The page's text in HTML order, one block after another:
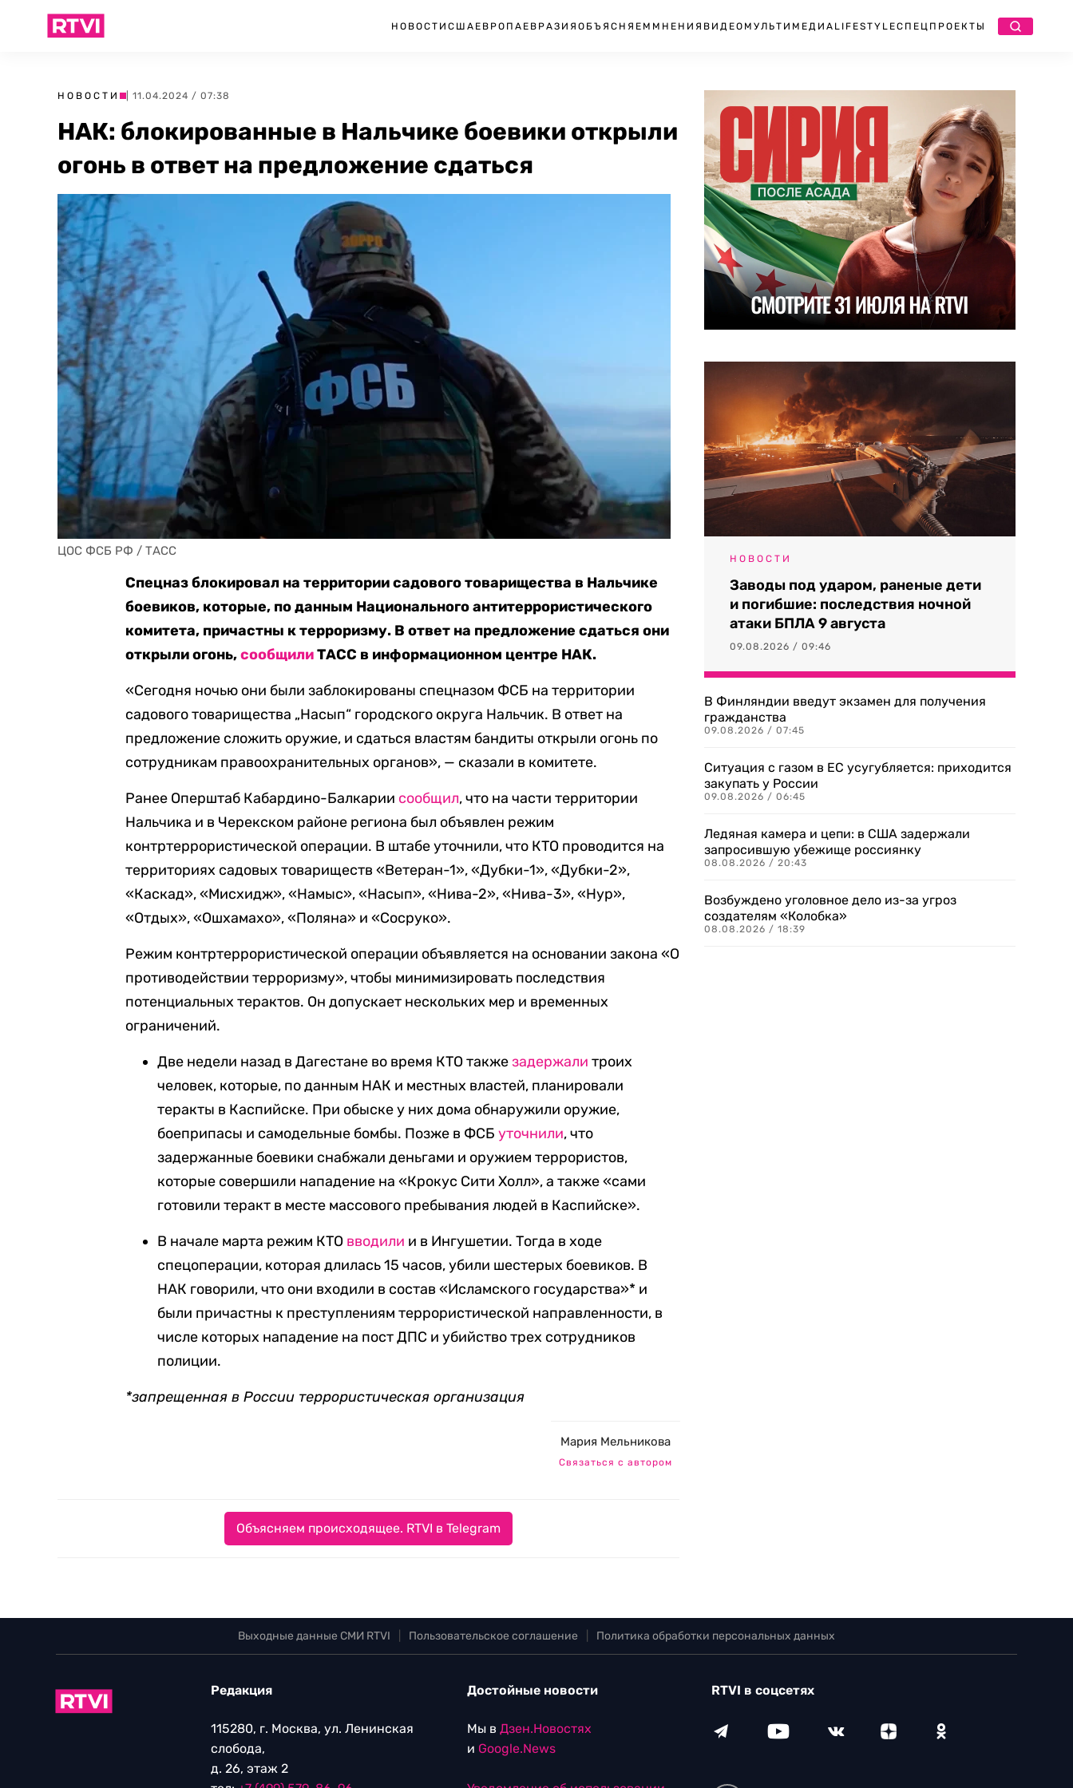
НОВОСТИ США ЕВРОПА ЕВРАЗИЯ ОБЪЯСНЯЕМ МНЕНИЯ ВИДЕО МУЛЬТИМЕДИА LIFESTYLEСПЕЦПРОЕКТЫ
НОВОСТИ | 11.04.2024 / 07:38
НАК: блокированные в Нальчике боевики открыли
огонь в ответ на предложение сдаться
ЦОС ФСБ РФ / ТАСС
Спецназ блокировал на территории садового товарищества в Нальчике
боевиков, которые, по данным Национального антитеррористического
комитета, причастны к терроризму. В ответ на предложение сдаться они
открыли огонь,сообщилиТАСС в информационном центре НАК.
«Сегодня ночью они были заблокированы спецназом ФСБ на территории
садового товарищества „Насып“ городского округа Нальчик. В ответ на
предложение сложить оружие, и сдаться властям бандиты открыли огонь по
сотрудникам правоохранительных органов», — сказали в комитете.
Ранее Оперштаб Кабардино-Балкарии сообщил, что на части территории
Нальчика и в Черекском районе региона был объявлен режим
контртеррористической операции. В штабе уточнили, что КТО проводится на
территориях садовых товариществ «Ветеран-1», «Дубки-1», «Дубки-2»,
«Каскад», «Мисхидж», «Намыс», «Насып», «Нива-2», «Нива-3», «Нур»,
«Отдых», «Ошхамахо», «Поляна» и «Сосруко».
Режим контртеррористической операции объявляется на основании закона «О
противодействии терроризму», чтобы минимизировать последствия
потенциальных терактов. Он допускает нескольких мер и временных
ограничений.
Две недели назад в Дагестане во время КТО такжезадержали троих
человек, которые, по данным НАК и местных властей, планировали
теракты в Каспийске. При обыске у них дома обнаружили оружие,
боеприпасы и самодельные бомбы. Позже в ФСБуточнили, что
задержанные боевики снабжали деньгами и оружием террористов,
которые совершили нападение на «Крокус Сити Холл», а также «сами
готовили теракт в месте массового пребывания людей в Каспийске».
В начале марта режим КТО вводили и в Ингушетии. Тогда в ходе
спецоперации, которая длилась 15 часов, убили шестерых боевиков. В
НАК говорили, что они входили в состав «Исламского государства»* и
были причастны к преступлениям террористической направленности, в
числе которых нападение на пост ДПС и убийство трех сотрудников
полиции.
*запрещенная в России террористическая организация
Мария Мельникова
Связаться с автором
Объясняем происходящее. RTVI в Telegram
НОВОСТИ
Заводы под ударом, раненые дети
и погибшие: последствия ночной
атаки БПЛА 9 августа
09.08.2026 / 09:46
В Финляндии введут экзамен для получения
гражданства
09.08.2026 / 07:45
Ситуация с газом в ЕС усугубляется: приходится
закупать у России
09.08.2026 / 06:45
Ледяная камера и цепи: в США задержали
запросившую убежище россиянку
08.08.2026 / 20:43
Возбуждено уголовное дело из-за угроз
создателям «Колобка»
08.08.2026 / 18:39
Выходные данные СМИ RTVI Пользовательское соглашение Политика обработки персональных данных
Редакция
115280, г. Москва, ул. Ленинская
слобода,
д. 26, этаж 2
Достойные новости
Мы в Дзен.Новостях
и Google.News
RTVI в соцсетях